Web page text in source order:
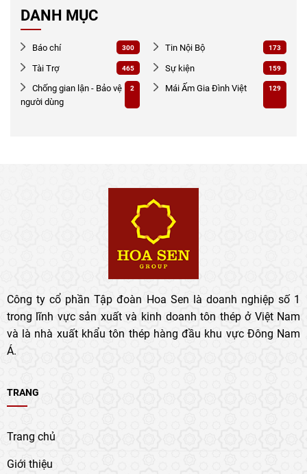
DANH MỤC
Báo chí 300 Tin Nội Bộ 173
Tài Trợ 465 Sự kiện 159
Chống gian lận - Bảo vệ
người dùng
2 Mái Ấm Gia Đình Việt 129
Công ty cổ phần Tập đoàn Hoa Sen là doanh nghiệp số 1
trong lĩnh vực sản xuất và kinh doanh tôn thép ở Việt Nam
và là nhà xuất khẩu tôn thép hàng đầu khu vực Đông Nam
Á.
TRANG
Trang chủ
Giới thiệu